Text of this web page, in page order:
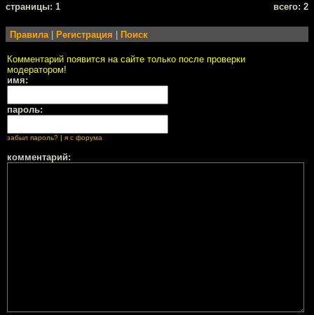
cтраницы: 1 всего: 2
Правила | Регистрация | Поиск
Комментарий появится на сайте только после проверки
модератором!
имя:
пароль:
забыл пароль? | я с форума
комментарий: